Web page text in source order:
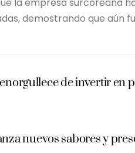
demostrando que aún
de invertir en
nuevos sabores y